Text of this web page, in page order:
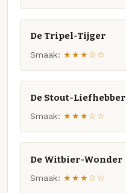
De Tripel-Tijger
Smaak: ★★★☆☆
De Stout-Liefhebber
Smaak: ★★★☆☆
De Witbier-Wonder
Smaak: ★★★☆☆